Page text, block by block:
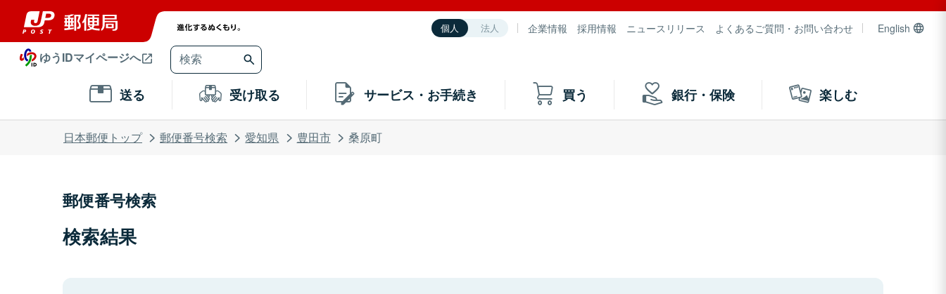
個人 法人 企業情報 採用情報 ニュースリリース よくあるご質問・お問い合わせ English
ゆうIDマイページへ
送る 受け取る サービス・お手続き 買う 銀行・保険 楽しむ
日本郵便トップ 郵便番号検索 愛知県 豊田市 桑原町
郵便番号検索
検索結果